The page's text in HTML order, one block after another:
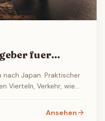
fuer
nach Japan. Praktischer
Vierteln, Verkehr, wie
Ansehen